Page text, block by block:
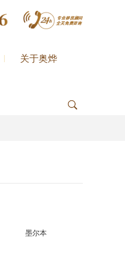
关于奥烨
墨尔本